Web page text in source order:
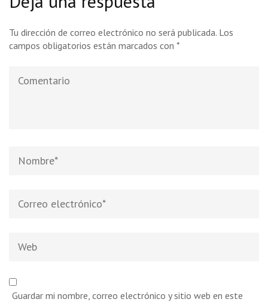
Tu dirección de correo electrónico no será publicada. Los
campos obligatorios están marcados con *
electrónico*
Guardar mi nombre, correo electrónico y sitio web en este